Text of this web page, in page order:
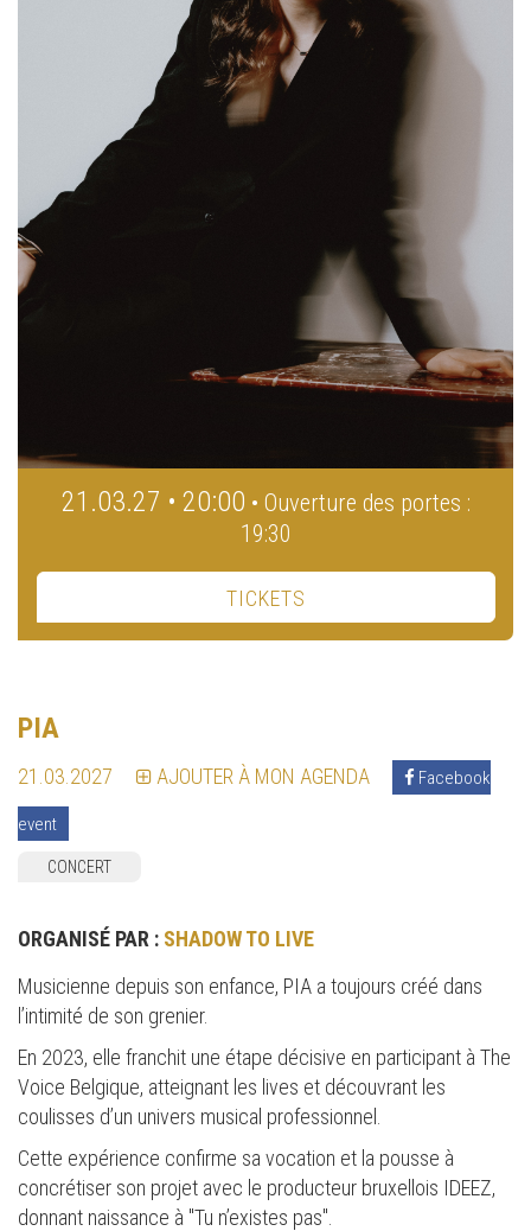
21.03.27 • 20:00 • Ouverture des portes :
19:30
TICKETS
PIA
21.03.2027 AJOUTER À MON AGENDA Facebook
event
CONCERT
ORGANISÉ PAR : SHADOW TO LIVE
Musicienne depuis son enfance, PIA a toujours créé dans
l’intimité de son grenier.
En 2023, elle franchit une étape décisive en participant à The
Voice Belgique, atteignant les lives et découvrant les
coulisses d’un univers musical professionnel.
Cette expérience confirme sa vocation et la pousse à
concrétiser son projet avec le producteur bruxellois IDEEZ,
donnant naissance à "Tu n’existes pas".